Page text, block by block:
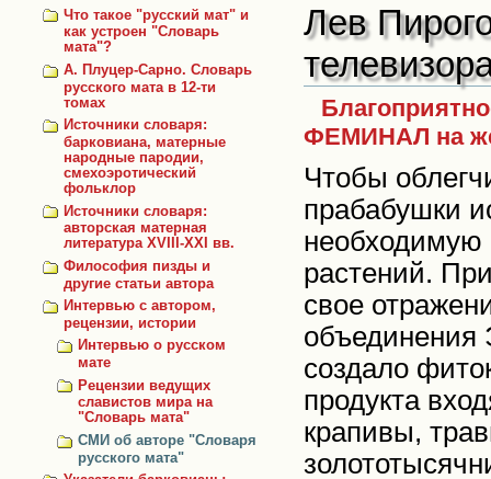
Что такое "русский мат" и
как устроен "Словарь
мата"?
А. Плуцер-Сарно. Словарь
русского мата в 12-ти
томах
Источники словаря:
барковиана, матерные
народные пародии,
смехоэротический
фольклор
Источники словаря:
авторская матерная
литература XVIII-XXI вв.
Философия пизды и
другие статьи автора
Интервью с автором,
рецензии, истории
Интервью о русском
мате
Рецензии ведущих
славистов мира на
"Словарь мата"
СМИ об авторе "Словаря
русского мата"
Лев
ФЕМИНАЛ на
Чтобы
прабабушки
необходимую
растений.
свое
объединения
создало
продукта
крапивы,